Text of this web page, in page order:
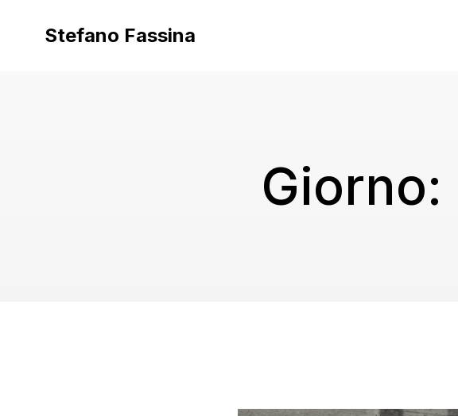
contenutoStefano Fassina
Giorno: